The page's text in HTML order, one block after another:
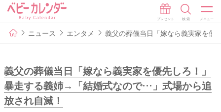
ニュース エンタメ 義父の葬儀当日「嫁なら義実家を
義父の葬儀当日「嫁なら義実家を優先しろ！」
暴走する義姉→「結婚式なので…」式場から追
放され自滅！